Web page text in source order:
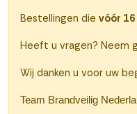
Bestellingen dievóór
Heeft u vragen? Neem
Wij danken u voor uw
Team Brandveilig